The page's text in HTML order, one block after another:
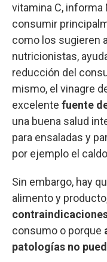
vitamina C, informa
consumir
como los sugieren
nutricionistas,
reducción del
mismo, el vinagre
excelente fuente
una buena salud
para ensaladas y
por ejemplo el
Sin embargo, hay
alimento y
consumo o porque
patologías no